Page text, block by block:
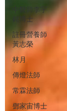
中醫師李宇
銘博士
註冊營養師
黃志榮
林月
傳燈法師
常霖法師
鄧家宙博士